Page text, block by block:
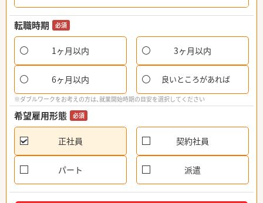
転職時期 必須
1ヶ月以内 3ヶ月以内
6ヶ月以内 良いところがあれば
※ダブルワークをお考えの方は、就業開始時期の目安を選択してください
希望雇用形態 必須
正社員 契約社員
パート 派遣